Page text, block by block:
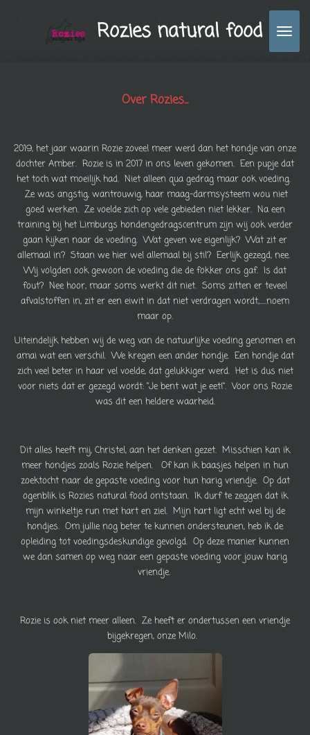
Rozies natural food
Over Rozies...
2019, het jaar waarin Rozie zoveel meer werd dan het hondje van onze
dochter Amber. Rozie is in 2017 in ons leven gekomen. Een pupje dat
het toch wat moeilijk had. Niet alleen qua gedrag maar ook voeding.
Ze was angstig, wantrouwig, haar maag-darmsysteem wou niet
goed werken. Ze voelde zich op vele gebieden niet lekker. Na een
training bij het Limburgs hondengedragscentrum zijn wij ook verder
gaan kijken naar de voeding. Wat geven we eigenlijk? Wat zit er
allemaal in? Staan we hier wel allemaal bij stil? Eerlijk gezegd, nee.
Wij volgden ook gewoon de voeding die de fokker ons gaf. Is dat
fout? Nee hoor, maar soms werkt dit niet. Soms zitten er teveel
afvalstoffen in, zit er een eiwit in dat niet verdragen wordt,.....noem
maar op.
Uiteindelijk hebben wij de weg van de natuurlijke voeding genomen en
amai wat een verschil. We kregen een ander hondje. Een hondje dat
zich veel beter in haar vel voelde, dat gelukkiger werd. Het is dus niet
voor niets dat er gezegd wordt: "Je bent wat je eet!". Voor ons Rozie
was dit een heldere waarheid.
Dit alles heeft mij, Christel, aan het denken gezet. Misschien kan ik
meer hondjes zoals Rozie helpen. Of kan ik baasjes helpen in hun
zoektocht naar de gepaste voeding voor hun harig vriendje. Op dat
ogenblik is Rozies natural food ontstaan. Ik durf te zeggen dat ik
mijn winkeltje run met hart en ziel. Mijn hart ligt echt wel bij de
hondjes. Om jullie nog beter te kunnen ondersteunen, heb ik de
opleiding tot voedingsdeskundige gevolgd. Op deze manier kunnen
we dan samen op weg naar een gepaste voeding voor jouw harig
vriendje.
Rozie is ook niet meer alleen. Ze heeft er ondertussen een vriendje
bijgekregen, onze Milo.